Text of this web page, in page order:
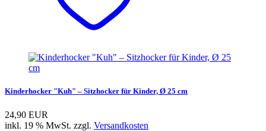
Kinderhocker "Kuh" – Sitzhocker für Kinder, Ø 25 cm
24,90 EUR
inkl. 19 % MwSt. zzgl. Versandkosten